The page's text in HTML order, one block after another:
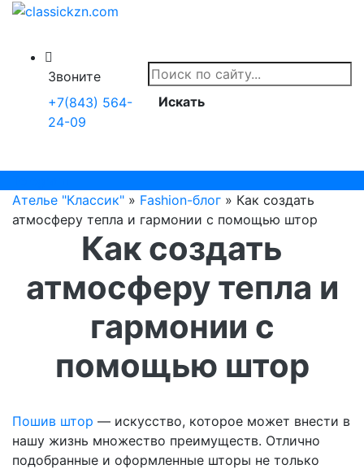
Звоните
+7(843) 564-
24-09
Искать
Ателье "Классик" » Fashion-блог » Как создать
атмосферу тепла и гармонии с помощью штор
Как создать
атмосферу тепла и
гармонии с
помощью штор
Пошив штор — искусство, которое может внести в
нашу жизнь множество преимуществ. Отлично
подобранные и оформленные шторы не только